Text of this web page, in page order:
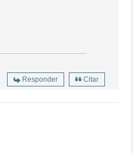
Responder Citar